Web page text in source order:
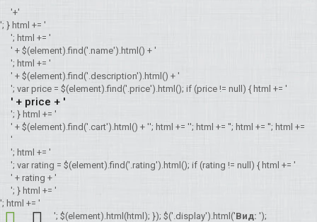
'+'
'; } html += '
'; html += '
' + $(element).find('.name').html() + '
'; html += '
' + $(element).find('.description').html() + '
'; var price = $(element).find('.price').html(); if (price != null) { html += '
' + price + '
'; } html += '
'; html += '
' + $(element).find('.cart').html() + ' '; html += ''; html += ''; html +=
'
'; html += '
'; var rating = $(element).find('.rating').html(); if (rating != null) { html += '
' + rating + '
'; } html += '
'; html += '
'; $(element).html(html); }); $('.display').html('Вид: ');